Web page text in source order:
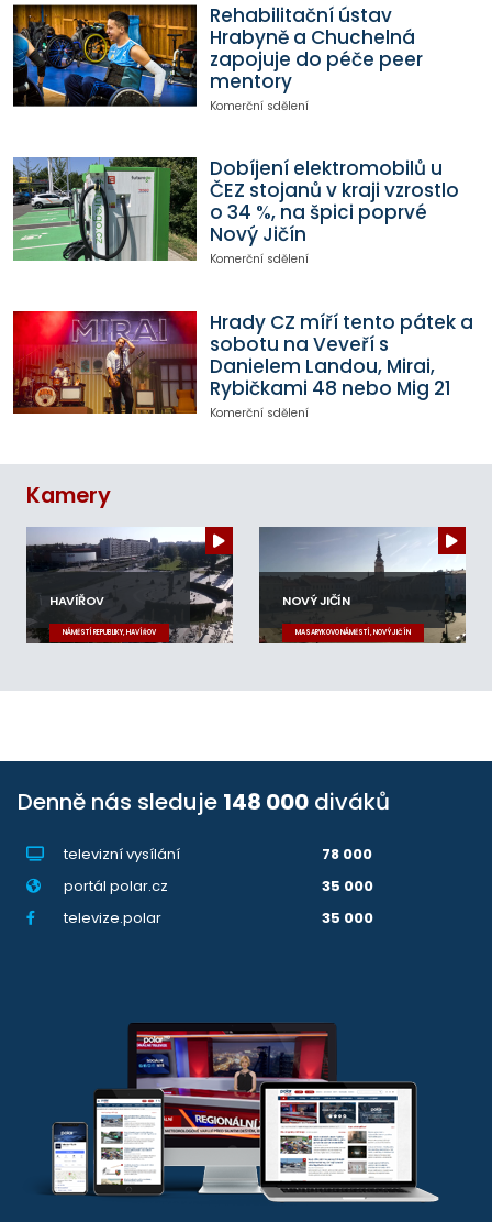
Rehabilitační ústav
Hrabyně a Chuchelná
zapojuje do péče peer
mentory
Komerční sdělení
Dobíjení elektromobilů u
ČEZ stojanů v kraji vzrostlo
o 34 %, na špici poprvé
Nový Jičín
Komerční sdělení
Hrady CZ míří tento pátek a
sobotu na Veveří s
Danielem Landou, Mirai,
Rybičkami 48 nebo Mig 21
Komerční sdělení
Kamery
HAVÍŘOV
NÁMĚSTÍ REPUBLIKY, HAVÍŘOV
NOVÝ JIČÍN
MASARYKOVO NÁMĚSTÍ, NOVÝ JIČÍN
Denně nás sleduje 148 000 diváků
televizní vysílání
78 000
portál polar.cz
35 000
televize.polar
35 000